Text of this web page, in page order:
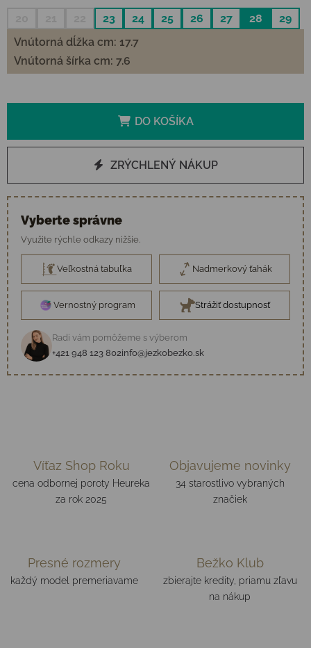
23 24 25 26 27 28
29
Vnútorná dĺžka cm: 17.7
Vnútorná šírka cm: 7.6
DO KOŠÍKA
ZRÝCHLENÝ NÁKUP
Vyberte správne
Využite rýchle odkazy nižšie.
Veľkostná tabuľka Nadmerkový ťahák
Vernostný program Strážiť dostupnosť
Radi vám pomôžeme s výberom
+421 948 123 802info@jezkobezko.sk
Víťaz Shop Roku
cena odbornej poroty Heureka
za rok 2025
Objavujeme novinky
34 starostlivo vybraných
značiek
Presné rozmery
každý model premeriavame
Bežko Klub
zbierajte kredity, priamu zľavu
na nákup